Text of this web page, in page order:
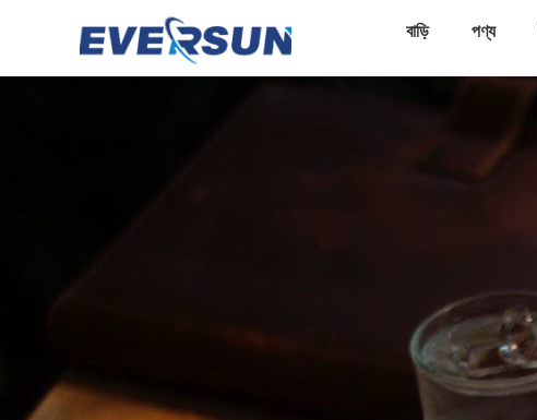
বাড়ি পণ্য